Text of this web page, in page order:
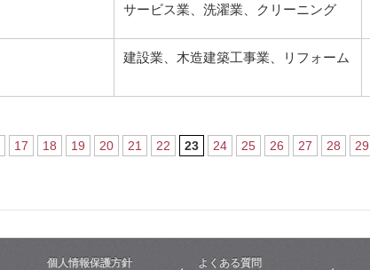
サービス業、洗濯業、クリーニング
建設業、木造建築工事業、リフォーム
17 18 19 20 21 22 23 24 25 26 27 28 29
個人情報保護方針 よくある質問